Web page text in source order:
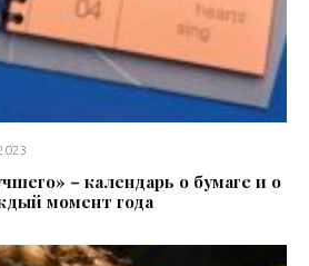
– календарь о бумаге и о
момент года